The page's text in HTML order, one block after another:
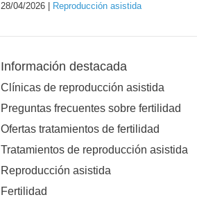
28/04/2026 | Reproducción asistida
Información destacada
Clínicas de reproducción asistida
Preguntas frecuentes sobre fertilidad
Ofertas tratamientos de fertilidad
Tratamientos de reproducción asistida
Reproducción asistida
Fertilidad